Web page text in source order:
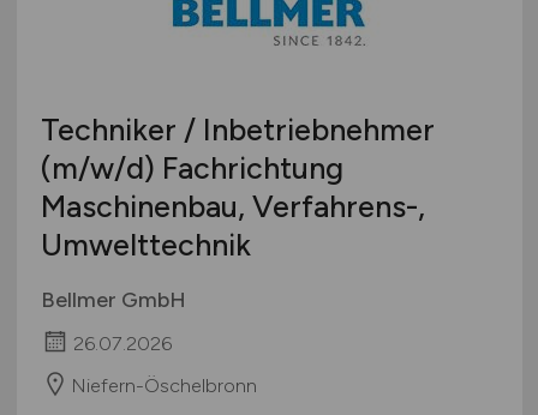
Techniker / Inbetriebnehmer
(m/w/d) Fachrichtung
Maschinenbau, Verfahrens-,
Umwelttechnik
Bellmer GmbH
26.07.2026
Niefern-Öschelbronn